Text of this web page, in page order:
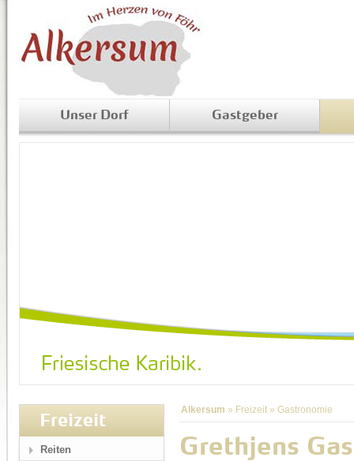
Unser Dorf Gastgeber
Alkersum » Freizeit » Gastronomie
Grethjens
Freizeit
Reiten